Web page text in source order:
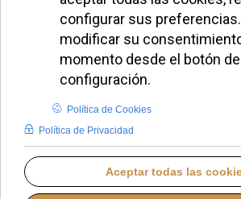
abusos: "En
culturales
franceses, se
legitimaba la
pederastia